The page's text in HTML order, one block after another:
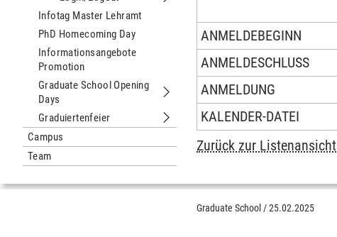
Untermenu Login/Logout
Infotag Master Lehramt
PhD Homecoming Day
Informationsangebote
Promotion
Graduate School Opening
Days
Untermenu Graduate School Opening Days
Graduiertenfeier
Untermenu Graduiertenfeier
Campus
Team
ANMELDEBEGINN
ANMELDESCHLUSS
ANMELDUNG
KALENDER-DATEI
Zurück zur Listenansicht
Graduate School /25.02.2025